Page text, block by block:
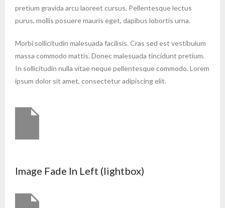
pretium gravida arcu laoreet cursus. Pellentesque lectus
purus, mollis posuere mauris eget, dapibus lobortis urna.
Morbi sollicitudin malesuada facilisis. Cras sed est vestibulum
massa commodo mattis. Donec malesuada tincidunt pretium.
In sollicitudin nulla vitae neque pellentesque commodo. Lorem
ipsum dolor sit amet, consectetur adipiscing elit.
Image Fade In Left (lightbox)